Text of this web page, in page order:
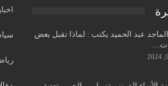
عبد الحميد يكتب : لماذا تقبل بعض
اخبار